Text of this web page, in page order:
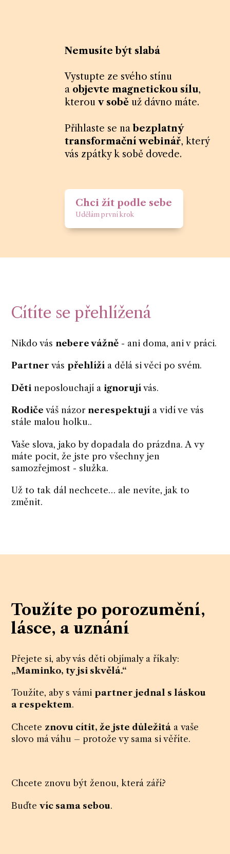
Nemusíte být slabá
Vystupte ze svého stínu
a objevte magnetickou sílu,
kterou v soběuž dávno máte.
Přihlaste se nabezplatný
transformační webinář, který
vás zpátky k sobě dovede.
Chci žít podle sebe
Udělám první krok
Cítíte se přehlížená
Nikdo vás nebere vážně - ani doma, ani v práci.
Partner vás přehlíží a dělá si věci po svém.
Děti neposlouchají a ignorují vás.
Rodiče váš názor nerespektují a vidí ve vás
stále malou holku..
Vaše slova, jako by dopadala do prázdna. A vy
máte pocit, že jste pro všechny jen
samozřejmost - služka.
Už to tak dál nechcete… ale nevíte, jak to
změnit.
Toužíte po porozumění,
lásce, a uznání
Přejete si, aby vás děti objímaly a říkaly:
„Maminko, ty jsi skvělá.“
Toužíte, aby s vámi partner jednal s láskou
a respektem.
Chcete znovu cítit, že jste důležitá a vaše
slovo má váhu – protože vy sama si věříte.
Chcete znovu být ženou, která září?
Buďtevíc sama sebou.